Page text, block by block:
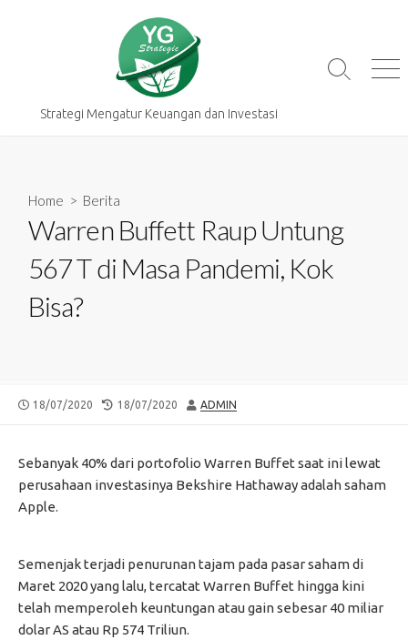
Strategi Mengatur Keuangan dan Investasi
Search
Home > Berita
Warren Buffett Raup Untung
567 T di Masa Pandemi, Kok
Bisa?
PUBLISHED
18/07/2020
LAST
18/07/2020 AUTHOR
ADMIN
Sebanyak 40% dari portofolio Warren Buffet saat ini lewat
perusahaan investasinya Bekshire Hathaway adalah saham
Apple.
Semenjak terjadi penurunan tajam pada pasar saham di
Maret 2020 yang lalu, tercatat Warren Buffet hingga kini
telah memperoleh keuntungan atau gain sebesar 40 miliar
dolar AS atau Rp 574 Triliun.